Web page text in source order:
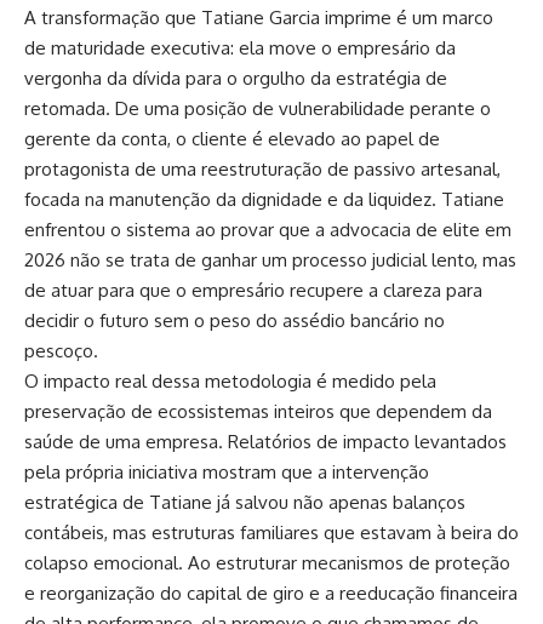
A transformação que Tatiane Garcia imprime é um marco
de maturidade executiva: ela move o empresário da
vergonha da dívida para o orgulho da estratégia de
retomada. De uma posição de vulnerabilidade perante o
gerente da conta, o cliente é elevado ao papel de
protagonista de uma reestruturação de passivo artesanal,
focada na manutenção da dignidade e da liquidez. Tatiane
enfrentou o sistema ao provar que a advocacia de elite em
2026 não se trata de ganhar um processo judicial lento, mas
de atuar para que o empresário recupere a clareza para
decidir o futuro sem o peso do assédio bancário no
pescoço.
O impacto real dessa metodologia é medido pela
preservação de ecossistemas inteiros que dependem da
saúde de uma empresa. Relatórios de impacto levantados
pela própria iniciativa mostram que a intervenção
estratégica de Tatiane já salvou não apenas balanços
contábeis, mas estruturas familiares que estavam à beira do
colapso emocional. Ao estruturar mecanismos de proteção
e reorganização do capital de giro e a reeducação financeira